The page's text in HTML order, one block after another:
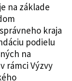
na základe
kraja
podielu
na
rámci Výzvy